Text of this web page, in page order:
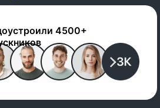
4500+